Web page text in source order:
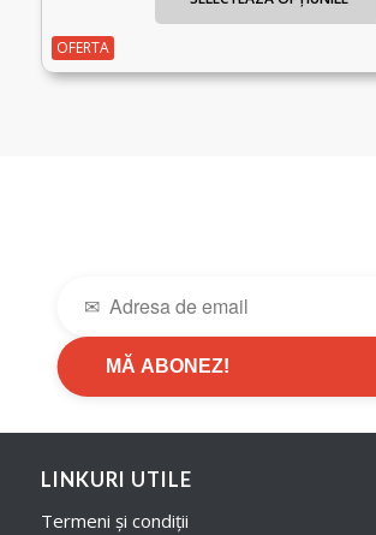
259.00 lei.
OFERTA
MĂ ABONEZ!
LINKURI UTILE
Termeni și condiții